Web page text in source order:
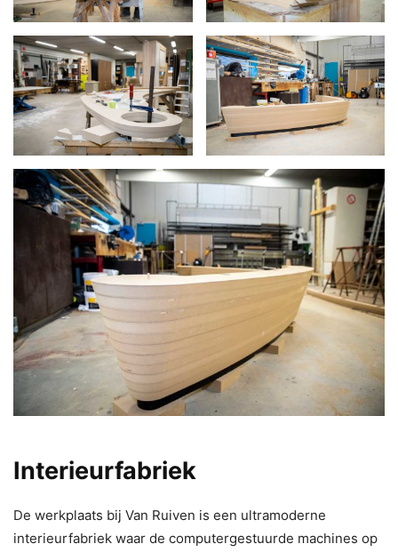
Interieurfabriek
De werkplaats bij Van Ruiven is een ultramoderne
interieurfabriek waar de computergestuurde machines op